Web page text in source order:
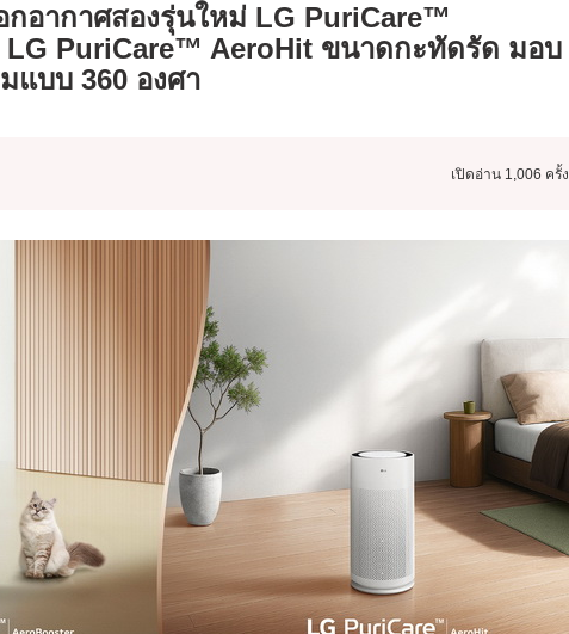
กอากาศสองรุ่นใหม่ LG PuriCare™
LG PuriCare™ AeroHit ขนาดกะทัดรัด มอบ
แบบ 360 องศา
เปิดอ่าน 1,006 ครั้ง